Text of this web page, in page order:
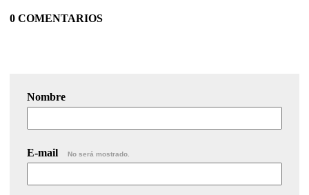
0 COMENTARIOS
Nombre
E-mail No será mostrado.